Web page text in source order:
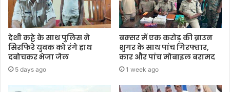
देशी कट्टे के साथ पुलिस ने
सिरफिरे युवक को रंगे हाथ
दबोचकर भेजा जेल
5 days ago
बक्सर में एक करोड़ की ब्राउन
शुगर के साथ पांच गिरफ्तार,
कार और पांच मोबाइल बरामद
1 week ago